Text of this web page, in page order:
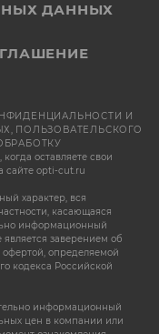
ДАННЫХ
И
, ПОЛЬЗОВАТЕЛЬСКОГО
оставляете свои
сайте opti-cut.ru
характер, вся
касающаяся
информационный
заверением об
офертой, определяемой
кодекса Российской
информационный
цен в компании или